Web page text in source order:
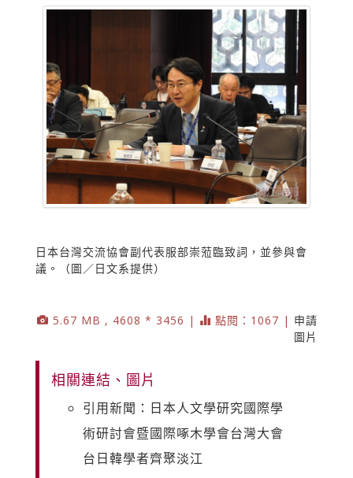
日本台灣交流協會副代表服部崇蒞臨致詞，並參與會
議。（圖／日文系提供）
5.67 MB , 4608 * 3456 | 點閱：1067 | 申請
圖片
相關連結、圖片
引用新聞：日本人文學研究國際學
術研討會暨國際啄木學會台灣大會
台日韓學者齊聚淡江